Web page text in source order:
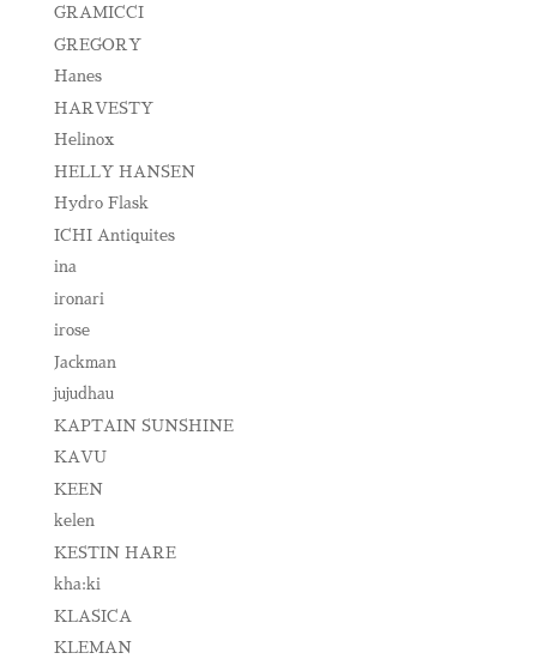
GRAMICCI
GREGORY
Hanes
HARVESTY
Helinox
HELLY HANSEN
Hydro Flask
ICHI Antiquites
ina
ironari
irose
Jackman
jujudhau
KAPTAIN SUNSHINE
KAVU
KEEN
kelen
KESTIN HARE
kha:ki
KLASICA
KLEMAN